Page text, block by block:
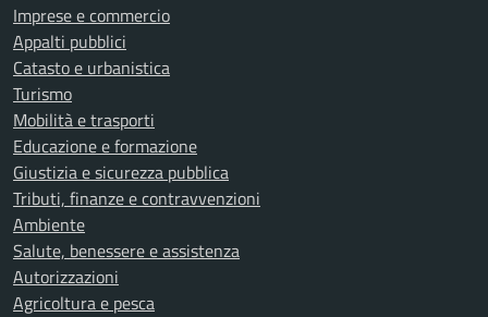
Imprese e commercio
Appalti pubblici
Catasto e urbanistica
Turismo
Mobilità e trasporti
Educazione e formazione
Giustizia e sicurezza pubblica
Tributi, finanze e contravvenzioni
Ambiente
Salute, benessere e assistenza
Autorizzazioni
Agricoltura e pesca